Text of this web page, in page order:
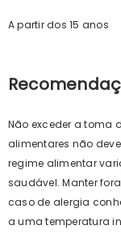
A partir dos 15 anos
Não exceder a toma
alimentares não
regime alimentar
saudável. Manter
caso de alergia
a uma temperatura